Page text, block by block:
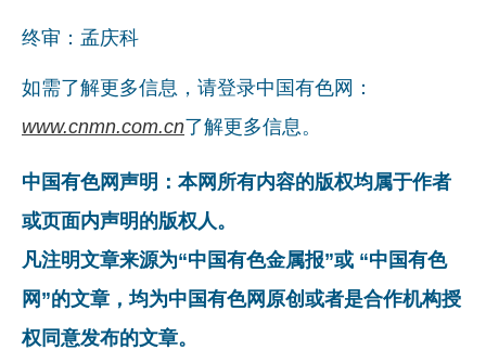
终审：孟庆科
如需了解更多信息，请登录中国有色网：
www.cnmn.com.cn了解更多信息。
中国有色网声明：本网所有内容的版权均属于作者
或页面内声明的版权人。
凡注明文章来源为“中国有色金属报”或 “中国有色
网”的文章，均为中国有色网原创或者是合作机构授
权同意发布的文章。